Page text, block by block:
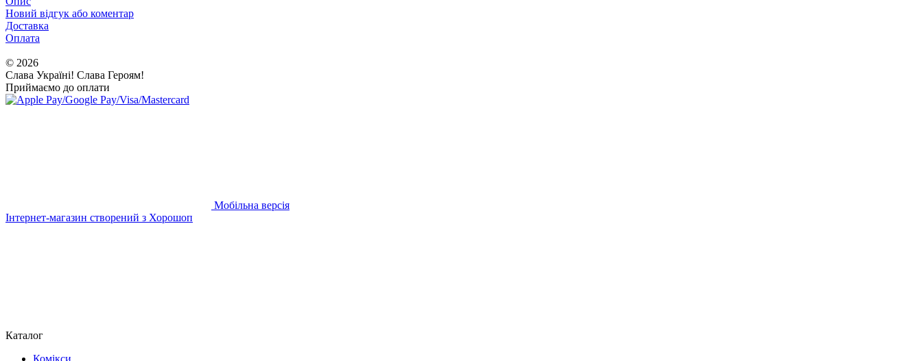
Новий відгук або коментар
Доставка
Оплата
© 2026
Слава Україні! Слава Героям!
Приймаємо до оплати
Мобільна версія
Інтернет-магазин створений з Хорошоп
Каталог
Комікси